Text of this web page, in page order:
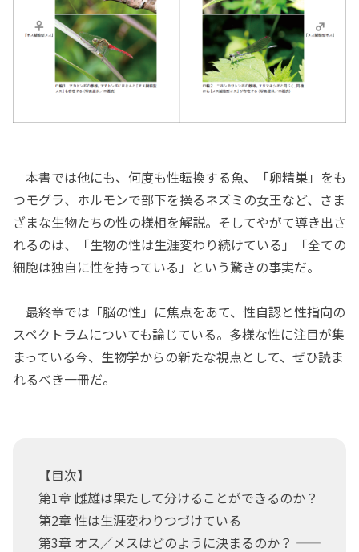
本書では他にも、何度も性転換する魚、「卵精巣」をも
つモグラ、ホルモンで部下を操るネズミの女王など、さま
ざまな生物たちの性の様相を解説。そしてやがて導き出さ
れるのは、「生物の性は生涯変わり続けている」「全ての
細胞は独自に性を持っている」という驚きの事実だ。
最終章では「脳の性」に焦点をあて、性自認と性指向の
スペクトラムについても論じている。多様な性に注目が集
まっている今、生物学からの新たな視点として、ぜひ読ま
れるべき一冊だ。
【目次】
第1章 雌雄は果たして分けることができるのか？
第2章 性は生涯変わりつづけている
第3章 オス／メスはどのように決まるのか？ ――